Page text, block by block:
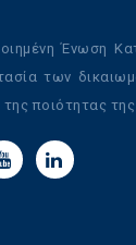
Ένωση
των
της ποιότητας